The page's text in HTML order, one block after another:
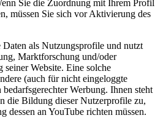
Sie die Zuordnung mit Ihrem Profil
müssen Sie sich vor Aktivierung des
Daten als Nutzungsprofile und nutzt
Marktforschung und/oder
seiner Website. Eine solche
(auch für nicht eingeloggte
Werbung. Ihnen steht
die Bildung dieser Nutzerprofile zu,
dessen an YouTube richten müssen.